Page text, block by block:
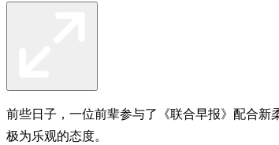
前些日子，一位前辈参与了《联合早报》配合
极为乐观的态度。